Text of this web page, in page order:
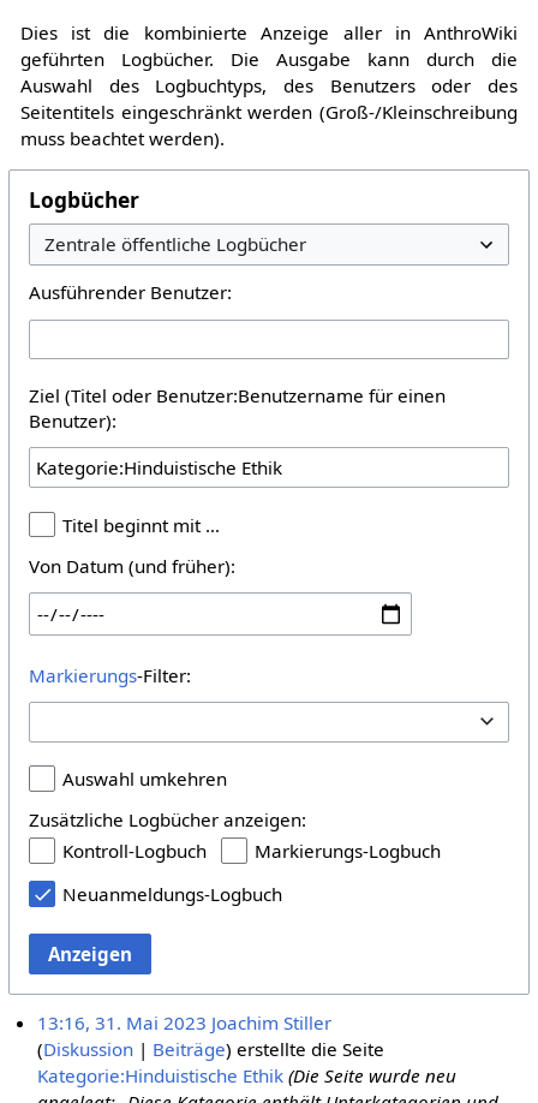
Dies ist die kombinierte Anzeige aller in AnthroWiki
geführten Logbücher. Die Ausgabe kann durch die
Auswahl des Logbuchtyps, des Benutzers oder des
Seitentitels eingeschränkt werden (Groß-/Kleinschreibung
muss beachtet werden).
Logbücher
Ausführender Benutzer:
Ziel (Titel oder Benutzer:Benutzername für einen
Benutzer):
Titel beginnt mit …
Von Datum (und früher):
Markierungs-Filter:
Auswahl umkehren
Zusätzliche Logbücher anzeigen:
Kontroll-Logbuch
Markierungs-Logbuch
Neuanmeldungs-Logbuch
Anzeigen
13:16, 31. Mai 2023 Joachim Stiller
Diskussion
Beiträge erstellte die Seite
Kategorie:Hinduistische Ethik (Die Seite wurde neu